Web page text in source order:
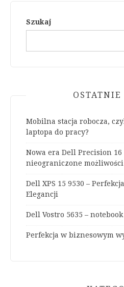
Szukaj
OSTATNIE
Mobilna stacja robocza,
laptopa do pracy?
Nowa era Dell Precision 16
nieograniczone możliwości
Dell XPS 15 9530 –
Elegancji
Dell Vostro 5635 –
Perfekcja w biznesowym